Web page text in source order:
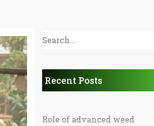
Recent Posts
Role of advanced weed